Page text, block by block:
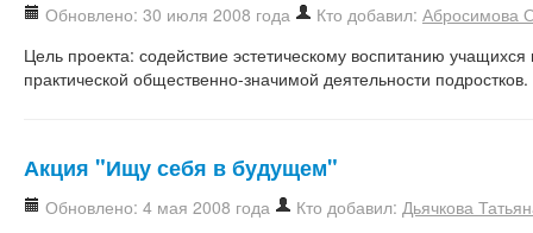
Обновлено: 30 июля 2008 года Кто добавил: Абросимова
Цель проекта: содействие эстетическому воспитанию
практической общественно-значимой деятельности подростков.
Акция "Ищу себя в будущем"
Обновлено: 4 мая 2008 года Кто добавил: Дьячкова